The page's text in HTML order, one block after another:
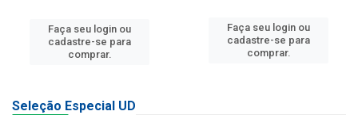
Faça seu login ou
cadastre-se para
comprar.
Faça seu login ou
cadastre-se para
comprar.
Seleção Especial UD